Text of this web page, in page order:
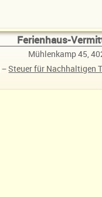
Ferienhaus-
Mühlenkamp 45,
−Steuer für Nachhaltigen